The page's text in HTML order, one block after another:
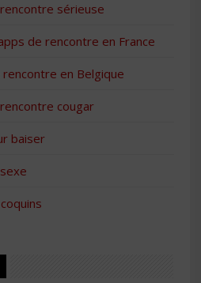
sérieuse
de rencontre en France
en Belgique
cougar
baiser